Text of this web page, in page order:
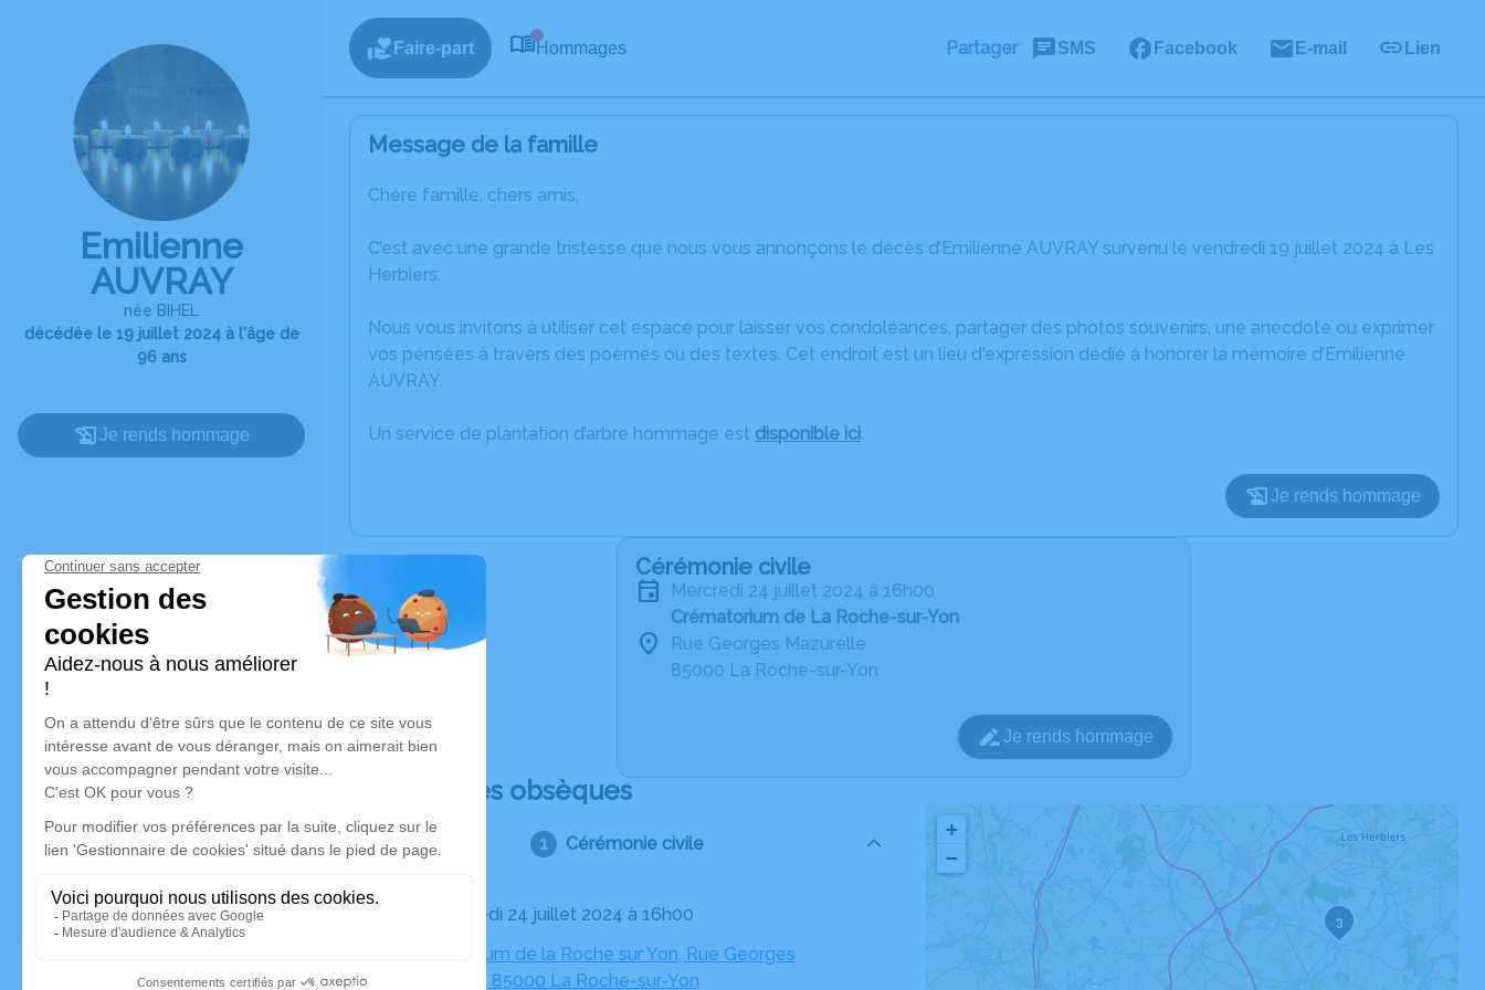
Emilienne
AUVRAY
née BIHEL
décédée le 19 juillet 2024 à l'âge de
96 ans
Je rends hommage
Faire-part Hommages Partager SMS Facebook E-mail Lien
Message de la famille
Chère famille, chers amis,
C’est avec une grande tristesse que nous vous annonçons le décès d’Emilienne AUVRAY survenu le vendredi 19 juillet 2024 à Les
Herbiers.
Nous vous invitons à utiliser cet espace pour laisser vos condoléances, partager des photos souvenirs, une anecdote ou exprimer
vos pensées à travers des poèmes ou des textes. Cet endroit est un lieu d'expression dédié à honorer la mémoire d’Emilienne
AUVRAY.
Un service de plantation d’arbre hommage est disponible ici.
Je rends hommage
Cérémonie civile
mercredi 24 juillet 2024 à 16h00
Crématorium de La Roche-sur-Yon
Rue Georges Mazurelle
85000 La Roche-sur-Yon
Je rends hommage
Déroulé des obsèques
Cérémonie civile
Le mercredi 24 juillet 2024 à 16h00
Crématorium de la Roche sur Yon, Rue Georges
Mazurelle, 85000 La Roche-sur-Yon
3
+
−